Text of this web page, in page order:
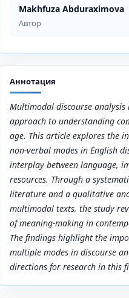
Makhfuza Abduraximova
Автор
Аннотация
Multimodal discourse analysis
approach to understanding
age. This article explores the
non-verbal modes in English
interplay between language,
resources. Through a
literature and a qualitative
multimodal texts, the study
of meaning-making in
The findings highlight the
multiple modes in discourse
directions for research in this